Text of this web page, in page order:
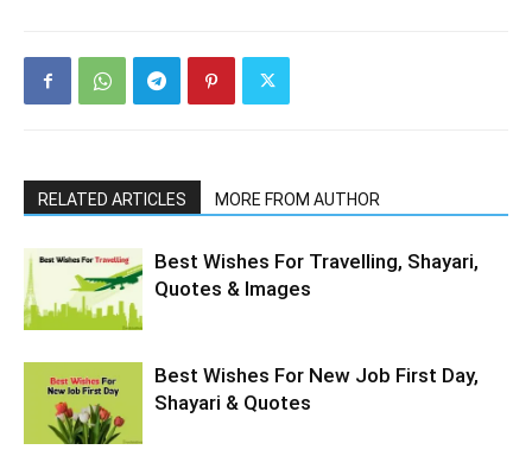
RELATED ARTICLES MORE FROM AUTHOR
Best Wishes For Travelling, Shayari,
Quotes & Images
Best Wishes For New Job First Day,
Shayari & Quotes